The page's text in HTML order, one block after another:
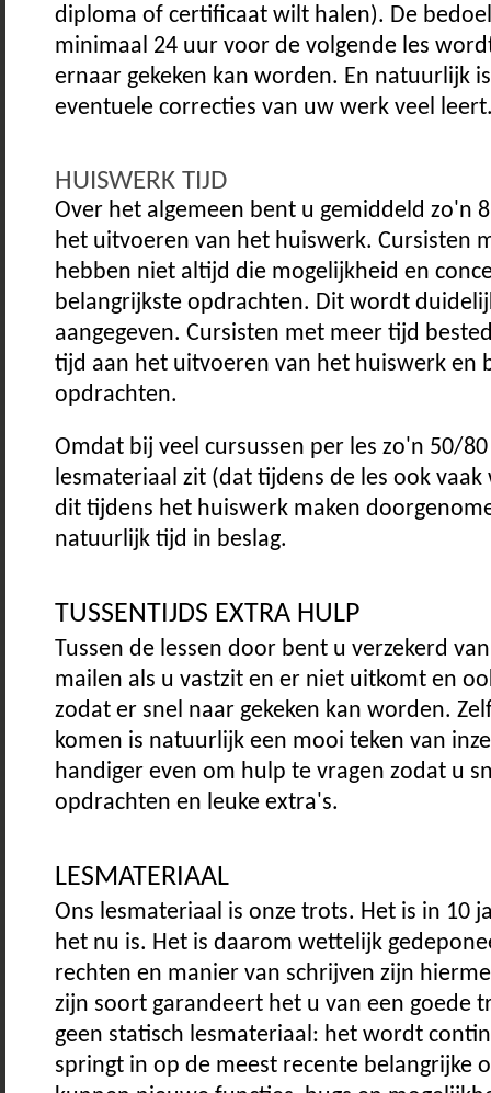
diploma of certificaat wilt halen). De
minimaal 24 uur voor de volgende les
ernaar gekeken kan worden. En natuurlijk
eventuele correcties van uw werk veel
HUISWERK TIJD
Over het algemeen bent u gemiddeld zo'n
het uitvoeren van het huiswerk. Cursisten
hebben niet altijd die mogelijkheid en
belangrijkste opdrachten. Dit wordt
aangegeven. Cursisten met meer tijd
tijd aan het uitvoeren van het huiswerk en
opdrachten.
Omdat bij veel cursussen per les zo'n 50/
lesmateriaal zit (dat tijdens de les ook
dit tijdens het huiswerk maken
natuurlijk tijd in beslag.
TUSSENTIJDS EXTRA HULP
Tussen de lessen door bent u verzekerd
mailen als u vastzit en er niet uitkomt en
zodat er snel naar gekeken kan worden.
komen is natuurlijk een mooi teken van
handiger even om hulp te vragen zodat u
opdrachten en leuke extra's.
LESMATERIAAL
Ons lesmateriaal is onze trots. Het is in 10
het nu is. Het is daarom wettelijk
rechten en manier van schrijven zijn
zijn soort garandeert het u van een goede
geen statisch lesmateriaal: het wordt
springt in op de meest recente belangrijke